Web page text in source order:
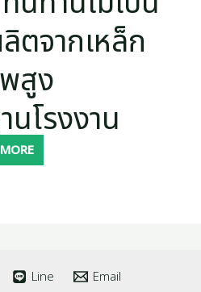
ตจากเหล็ก
สูง
นโรงงาน
Line Email